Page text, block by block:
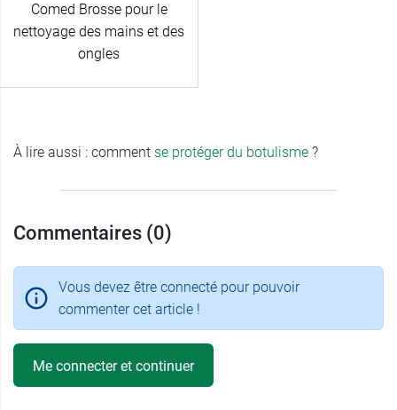
Comed Brosse pour le
nettoyage des mains et des
ongles
À lire aussi : comment se protéger du botulisme ?
Commentaires (0)
Vous devez être connecté pour pouvoir
commenter cet article !
Me connecter et continuer